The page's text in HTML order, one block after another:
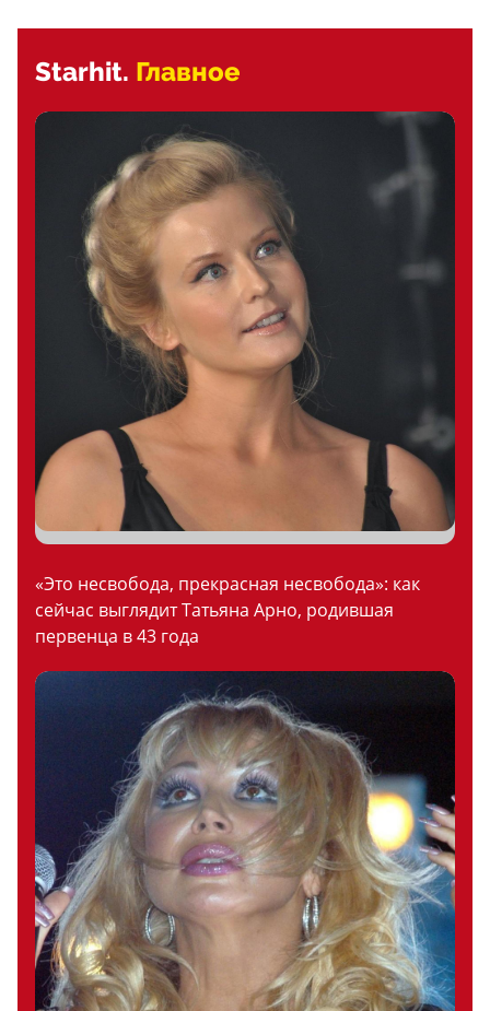
Starhit. Главное
«Это несвобода, прекрасная несвобода»: как
сейчас выглядит Татьяна Арно, родившая
первенца в 43 года